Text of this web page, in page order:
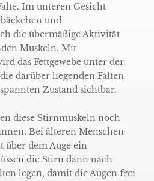
Im unteren Gesicht
und
die übermäßige Aktivität
Muskeln. Mit
das Fettgewebe unter der
darüber liegenden Falten
Zustand sichtbar.
diese Stirnmuskeln noch
Bei älteren Menschen
über dem Auge ein
die Stirn dann nach
legen, damit die Augen frei